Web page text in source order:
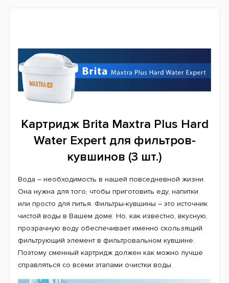
Картридж Brita Maxtra Plus Hard
Water Expert для фильтров-
кувшинов (3 шт.)
Вода – необходимость в нашей повседневной жизни.
Она нужна для того, чтобы приготовить еду, напитки
или просто для питья. Фильтры-кувшины – это источник
чистой воды в Вашем доме. Но, как известно, вкусную,
прозрачную воду обеспечивает именно скользящий
фильтрующий элемент в фильтровальном кувшине.
Поэтому сменный картридж должен как можно лучше
справляться со всеми этапами очистки воды.